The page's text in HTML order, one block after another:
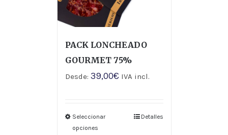
PACK LONCHEADO
GOURMET 75%
Desde: 39,00€ IVA incl.
Seleccionar
opciones
Detalles